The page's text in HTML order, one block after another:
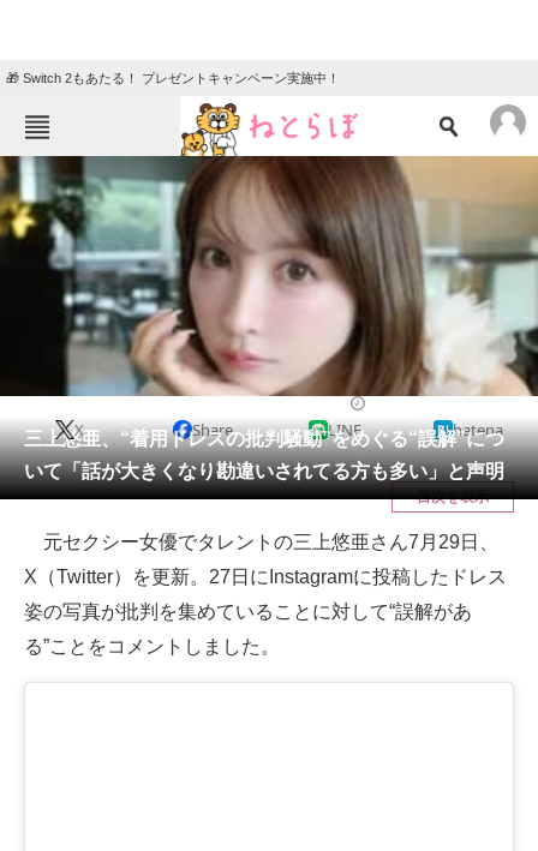
🎁 Switch 2もあたる！ プレゼントキャンペーン実施中！
ねとらぼメニュー
TOP ニュース
エンタメ クイズ
地域
教育・育児
リサーチ
会員記事
メディア
注目記事を集めた総合ページ
ITの今と未来を見通す
スマホと通信の最新トレンド
三上悠亜、“着用ドレスの批判騒動”をめぐる“誤解”につ
いて「話が大きくなり勘違いされてる方も多い」と声明
X Share LINE hatena
目次を表示
元セクシー女優でタレントの三上悠亜さん7月29日、
X（Twitter）を更新。27日にInstagramに投稿したドレス
姿の写真が批判を集めていることに対して“誤解があ
る”ことをコメントしました。